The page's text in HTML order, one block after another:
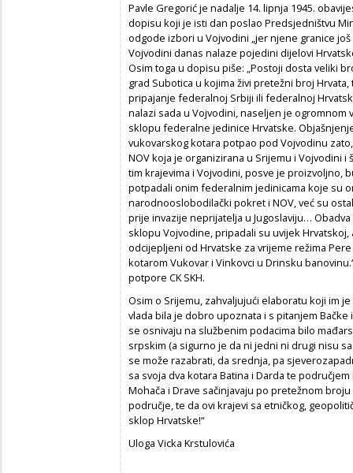
Pavle Gregorić je nadalje 14. lipnja 1945.
dopisu koji je isti dan poslao Predsjedništvu
odgode izbori u Vojvodini „jer njene granice
Vojvodini danas nalaze pojedini dijelovi
Osim toga u dopisu piše: „Postoji dosta veliki
grad Subotica u kojima živi pretežni broj
pripajanje federalnoj Srbiji ili federalnoj
nalazi sada u Vojvodini, naseljen je ogromnom
sklopu federalne jedinice Hrvatske.
vukovarskog kotara potpao pod Vojvodinu
NOV koja je organizirana u Srijemu i Vojvodini
tim krajevima i Vojvodini, posve je proizvoljno,
potpadali onim federalnim jedinicama koje su
narodnooslobodilački pokret i NOV, već su
prije invazije neprijatelja u Jugoslaviju…
sklopu Vojvodine, pripadali su uvijek
odcijepljeni od Hrvatske za vrijeme režima
kotarom Vukovar i Vinkovci u Drinsku
potpore CK SKH.
Osim o Srijemu, zahvaljujući elaboratu koji im
vlada bila je dobro upoznata i s pitanjem
se osnivaju na službenim podacima bilo
srpskim (a sigurno je da ni jedni ni drugi nisu
se može razabrati, da srednja, pa
sa svoja dva kotara Batina i Darda te
Mohača i Drave sačinjavaju po pretežnom
područje, te da ovi krajevi sa etničkog,
sklop Hrvatske!“
Uloga Vicka Krstulovića